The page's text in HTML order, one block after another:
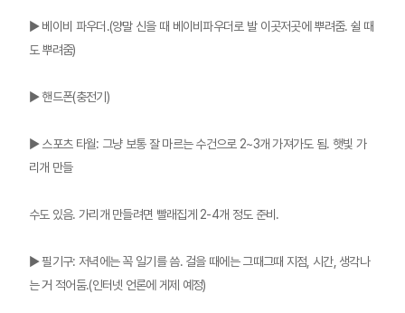
▶ 베이비 파우더.(양말 신을 때 베이비파우더로 발 이곳저곳에 뿌려줌. 쉴 때
도 뿌려줌)
▶ 핸드폰(충전기)
▶ 스포츠 타월: 그냥 보통 잘 마르는 수건으로 2~3개 가져가도 됨. 햇빛 가
리개 만들
수도 있음. 가리개 만들려면 빨래집게 2-4개 정도 준비.
▶ 필기구: 저녁에는 꼭 일기를 씀. 걸을 때에는 그때그때 지점, 시간, 생각나
는 거 적어둠.(인터넷 언론에 게제 예정)